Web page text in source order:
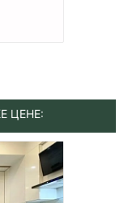
ЦЕНЕ: